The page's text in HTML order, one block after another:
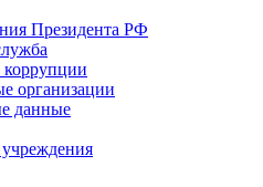
Президента РФ
коррупции
организации
данные